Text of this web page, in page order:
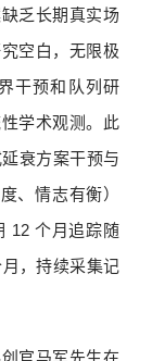
乏长期真实场
空白，无限极
干预和队列研
学术观测。此
衰方案干预与
、情志有衡）
12 个月追踪随
，持续采集记
官马军先生在